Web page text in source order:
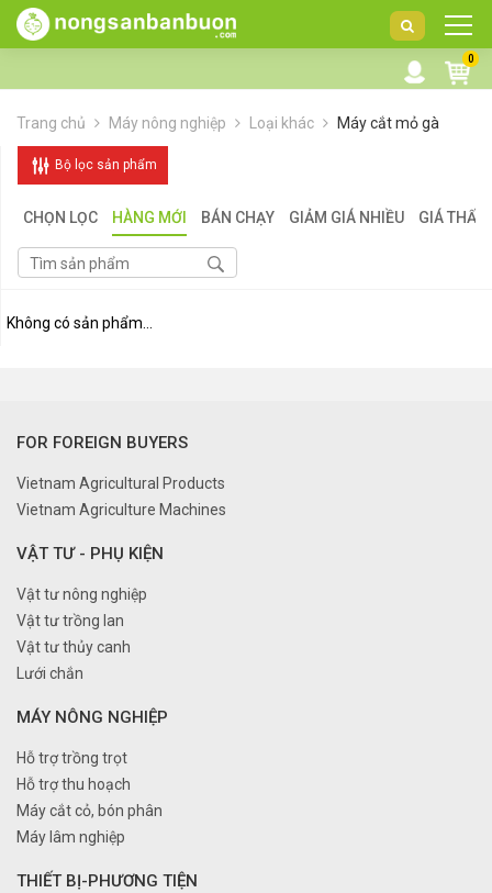
0
DANH
MỤC
Trang chủ Máy nông nghiệp Loại khác Máy cắt mỏ gà
Bộ lọc sản phẩm
CHỌN LỌC HÀNG MỚI BÁN CHẠY GIẢM GIÁ NHIỀU GIÁ THẤP
Không có sản phẩm...
FOR FOREIGN BUYERS
Vietnam Agricultural Products
Vietnam Agriculture Machines
VẬT TƯ - PHỤ KIỆN
Vật tư nông nghiệp
Vật tư trồng lan
Vật tư thủy canh
Lưới chắn
MÁY NÔNG NGHIỆP
Hỗ trợ trồng trọt
Hỗ trợ thu hoạch
Máy cắt cỏ, bón phân
Máy lâm nghiệp
THIẾT BỊ-PHƯƠNG TIỆN